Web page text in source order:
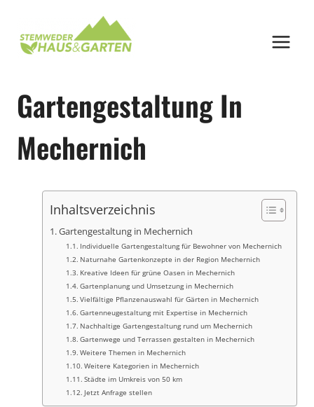
springen
Gartengestaltung In
Mechernich
Inhaltsverzeichnis
Gartengestaltung in Mechernich
Individuelle Gartengestaltung für Bewohner von Mechernich
Naturnahe Gartenkonzepte in der Region Mechernich
Kreative Ideen für grüne Oasen in Mechernich
Gartenplanung und Umsetzung in Mechernich
Vielfältige Pflanzenauswahl für Gärten in Mechernich
Gartenneugestaltung mit Expertise in Mechernich
Nachhaltige Gartengestaltung rund um Mechernich
Gartenwege und Terrassen gestalten in Mechernich
Weitere Themen in Mechernich
Weitere Kategorien in Mechernich
Städte im Umkreis von 50 km
Jetzt Anfrage stellen